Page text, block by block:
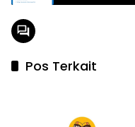
Pos Terkait